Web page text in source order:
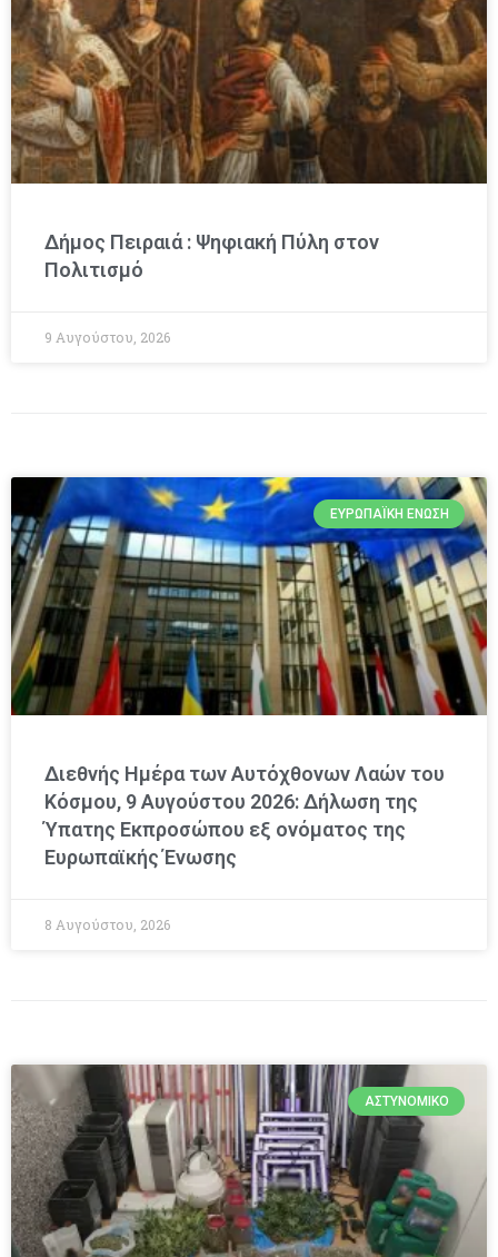
Δήμος Πειραιά : Ψηφιακή Πύλη στον
Πολιτισμό
9 Αυγούστου, 2026
ΕΥΡΩΠΑΪΚΉ ΈΝΩΣΗ
Διεθνής Ημέρα των Αυτόχθονων Λαών του
Κόσμου, 9 Αυγούστου 2026: Δήλωση της
Ύπατης Εκπροσώπου εξ ονόματος της
Ευρωπαϊκής Ένωσης
8 Αυγούστου, 2026
ΑΣΤΥΝΟΜΙΚΌ